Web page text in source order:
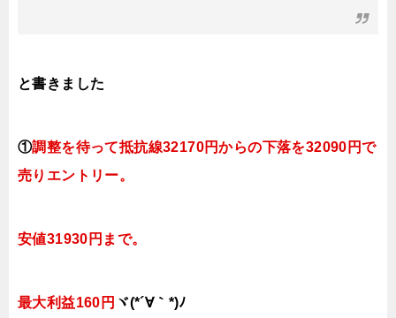
と書きました
①調整を待って抵抗線32170円からの下落を32090円で
売りエントリー。
安値31930円まで。
最大利益160円 ヾ(*´∀｀*)ﾉ